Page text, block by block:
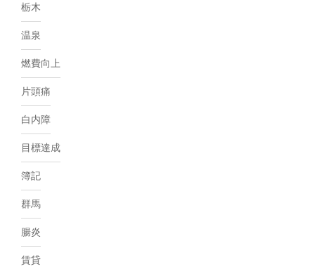
栃木
温泉
燃費向上
片頭痛
白内障
目標達成
簿記
群馬
腸炎
賃貸